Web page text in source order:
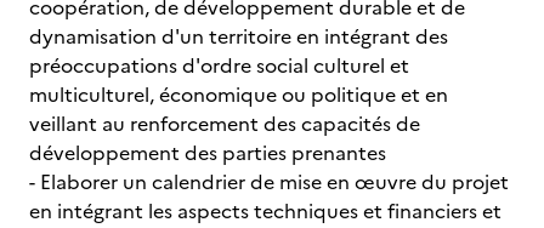
coopération, de développement durable et de
dynamisation d'un territoire en intégrant des
préoccupations d'ordre social culturel et
multiculturel, économique ou politique et en
veillant au renforcement des capacités de
développement des parties prenantes
- Elaborer un calendrier de mise en œuvre du projet
en intégrant les aspects techniques et financiers et